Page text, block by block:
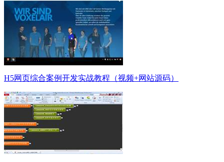
H5网页综合案例开发实战教程（视频+网站源码）